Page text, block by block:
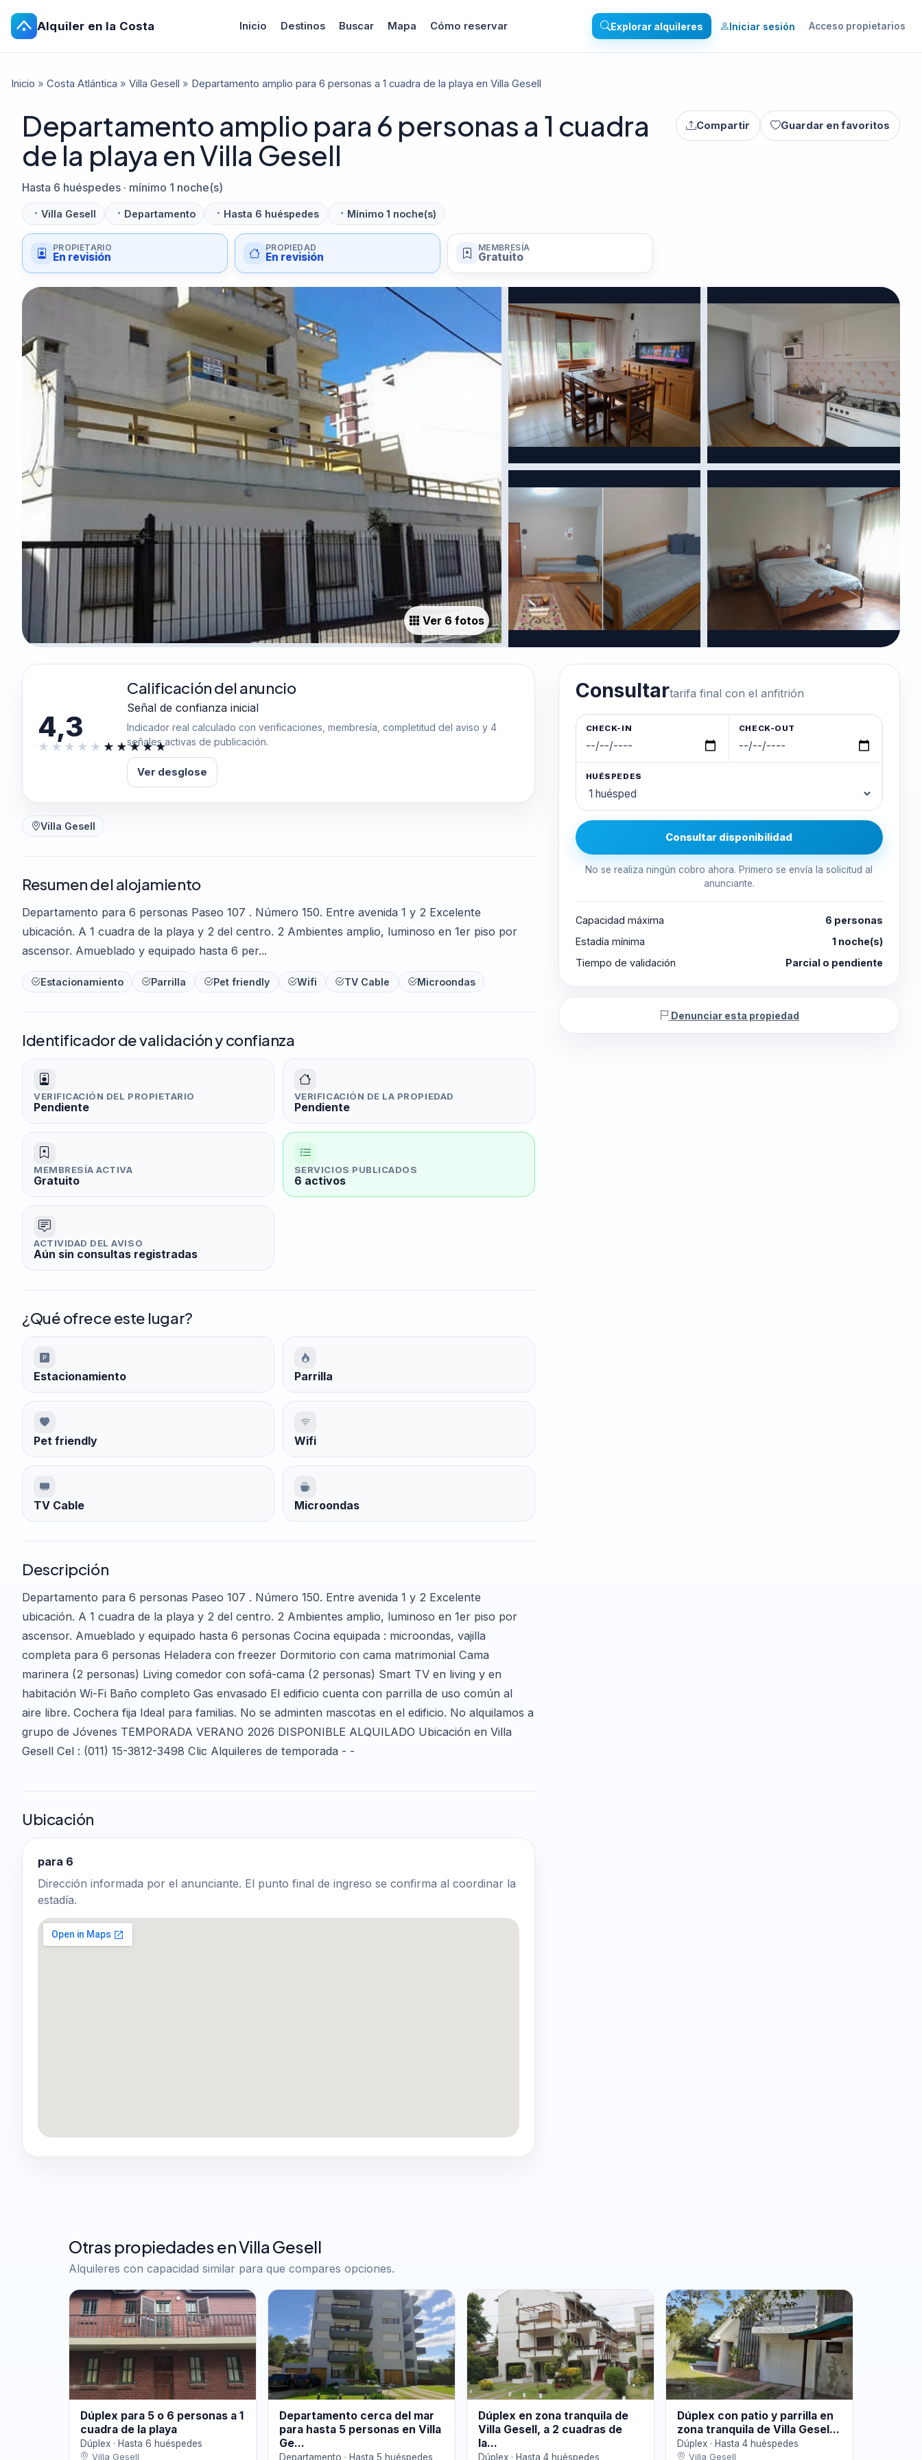
Alquiler en la Costa Inicio Destinos Buscar Mapa Cómo reservar Explorar alquileres Iniciar sesión Acceso propietarios
Inicio » Costa Atlántica » Villa Gesell » Departamento amplio para 6 personas a 1 cuadra de la playa en Villa Gesell
Departamento amplio para 6 personas a 1 cuadra
de la playa en Villa Gesell
Hasta 6 huéspedes · mínimo 1 noche(s)
Villa Gesell Departamento Hasta 6 huéspedes Mínimo 1 noche(s)
PROPIETARIO
En revisión
PROPIEDAD
En revisión
MEMBRESÍA
Gratuito
Compartir Guardar en favoritos
Ver 6 fotos
4,3
Calificación del anuncio
Señal de confianza inicial
Indicador real calculado con verificaciones, membresía, completitud del aviso y 4
señales activas de publicación.
Ver desglose
Villa Gesell
Resumen del alojamiento
Departamento para 6 personas Paseo 107 . Número 150. Entre avenida 1 y 2 Excelente
ubicación. A 1 cuadra de la playa y 2 del centro. 2 Ambientes amplio, luminoso en 1er piso por
ascensor. Amueblado y equipado hasta 6 per...
Estacionamiento Parrilla Pet friendly Wifi TV Cable Microondas
Identificador de validación y confianza
VERIFICACIÓN DEL PROPIETARIO
Pendiente
VERIFICACIÓN DE LA PROPIEDAD
Pendiente
MEMBRESÍA ACTIVA
Gratuito
SERVICIOS PUBLICADOS
6 activos
ACTIVIDAD DEL AVISO
Aún sin consultas registradas
¿Qué ofrece este lugar?
Estacionamiento Parrilla
Pet friendly Wifi
TV Cable Microondas
Descripción
Departamento para 6 personas Paseo 107 . Número 150. Entre avenida 1 y 2 Excelente
ubicación. A 1 cuadra de la playa y 2 del centro. 2 Ambientes amplio, luminoso en 1er piso por
ascensor. Amueblado y equipado hasta 6 personas Cocina equipada : microondas, vajilla
completa para 6 personas Heladera con freezer Dormitorio con cama matrimonial Cama
marinera (2 personas) Living comedor con sofá-cama (2 personas) Smart TV en living y en
habitación Wi-Fi Baño completo Gas envasado El edificio cuenta con parrilla de uso común al
aire libre. Cochera fija Ideal para familias. No se adminten mascotas en el edificio. No alquilamos a
grupo de Jóvenes TEMPORADA VERANO 2026 DISPONIBLE ALQUILADO Ubicación en Villa
Gesell Cel : (011) 15-3812-3498 Clic Alquileres de temporada - -
Ubicación
para 6
Dirección informada por el anunciante. El punto final de ingreso se confirma al coordinar la
estadía.
Consultartarifa final con el anfitrión
CHECK-IN CHECK-OUT
HUÉSPEDES
Consultar disponibilidad
No se realiza ningún cobro ahora. Primero se envía la solicitud al
anunciante.
Capacidad máxima
6 personas
Estadía mínima
1 noche(s)
Tiempo de validación
Parcial o pendiente
Denunciar esta propiedad
Otras propiedades en Villa Gesell
Alquileres con capacidad similar para que compares opciones.
Dúplex para 5 o 6 personas a 1
cuadra de la playa
Dúplex · Hasta 6 huéspedes
Villa Gesell
Departamento cerca del mar
para hasta 5 personas en Villa
Ge...
Departamento · Hasta 5 huéspedes
Dúplex en zona tranquila de
Villa Gesell, a 2 cuadras de
la...
Dúplex · Hasta 4 huéspedes
Dúplex con patio y parrilla en
zona tranquila de Villa Gesel...
Dúplex · Hasta 4 huéspedes
Villa Gesell